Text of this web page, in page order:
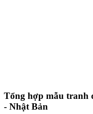
Tổng hợp mẫu tranh
- Nhật Bản